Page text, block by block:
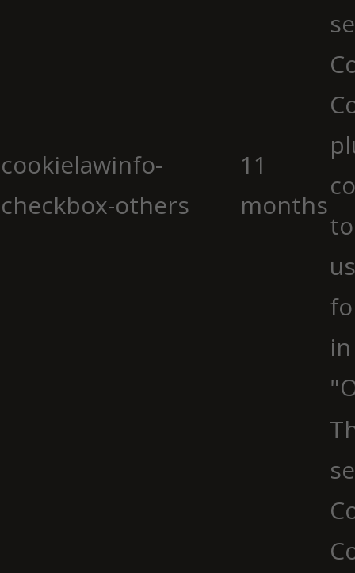
cookielawinfo-
checkbox-others
11
months